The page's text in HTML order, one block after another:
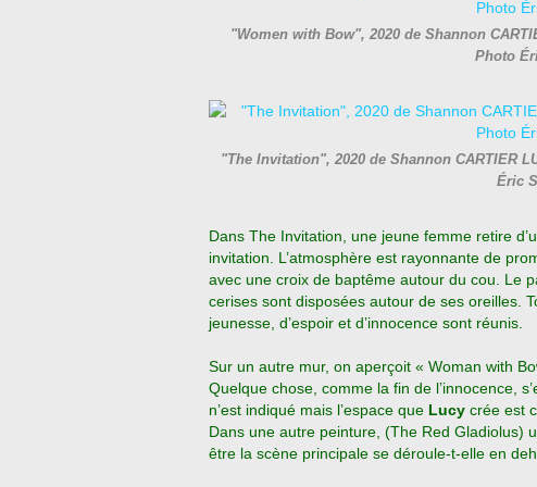
"Women with Bow", 2020 de Shannon
Photo
"The Invitation", 2020 de Shannon CARTIER
Éric
Dans The Invitation, une jeune femme retire
invitation. L’atmosphère est rayonnante de
avec une croix de baptême autour du cou. Le
cerises sont disposées autour de ses oreilles.
jeunesse, d’espoir et d’innocence sont réunis.
Sur un autre mur, on aperçoit « Woman with
Quelque chose, comme la fin de l’innocence,
n’est indiqué mais l’espace que Lucy crée est
Dans une autre peinture, (The Red Gladiolus)
être la scène principale se déroule-t-elle en